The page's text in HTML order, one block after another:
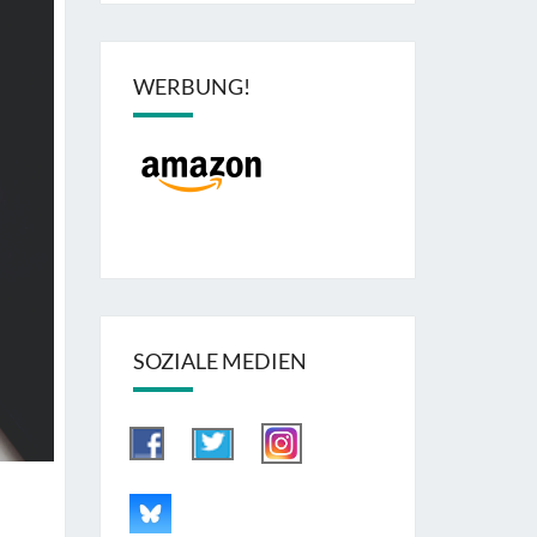
WERBUNG!
SOZIALE MEDIEN